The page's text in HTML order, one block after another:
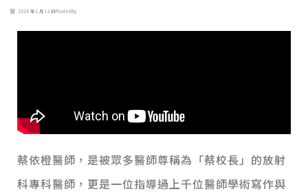
2026 年 1 月 12 日Posted by
蔡依橙醫師，是被眾多醫師尊稱為「蔡校長」的放射
科專科醫師，更是一位指導過上千位醫師學術寫作與